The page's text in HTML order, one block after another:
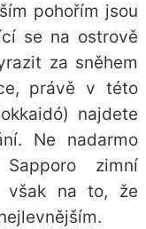
pohořím jsou
se na ostrově
za sněhem
právě v této
najdete
Ne nadarmo
zimní
však na to, že